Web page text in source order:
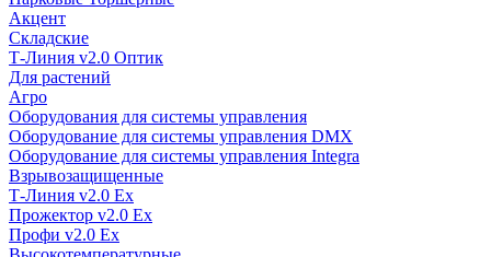
Акцент
Складские
Т-Линия v2.0 Оптик
Для растений
Агро
Оборудования для системы управления
Оборудование для системы управления DMX
Оборудование для системы управления Integra
Взрывозащищенные
Т-Линия v2.0 Ex
Прожектор v2.0 Ex
Профи v2.0 Ex